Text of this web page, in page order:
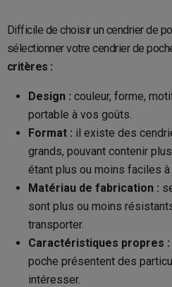
Difficile de choisir un cendrier de
sélectionner votre cendrier de
critères :
Design : couleur, forme,
portable à vos goûts.
Format : il existe des
grands, pouvant contenir
étant plus ou moins faciles à
Matériau de fabrication :
sont plus ou moins
transporter.
Caractéristiques propres :
poche présentent des
intéresser.